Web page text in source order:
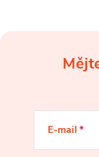
E-mail